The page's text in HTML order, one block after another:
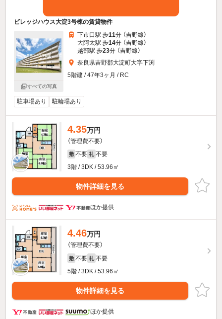
ビレッジハウス大淀3号棟の賃貸物件
すべての写真
下市口駅 歩11分 （吉野線）
大阿太駅 歩14分 （吉野線）
越部駅 歩23分 （吉野線）
奈良県吉野郡大淀町大字下渕
5階建 / 47年3ヶ月 / RC
駐車場あり 駐輪場あり
4.35万円
（管理費不要）
敷 不要 礼 不要
3階 / 3DK / 53.96㎡
物件詳細を見る
ほか提供
4.46万円
（管理費不要）
敷 不要 礼 不要
5階 / 3DK / 53.96㎡
物件詳細を見る
ほか提供